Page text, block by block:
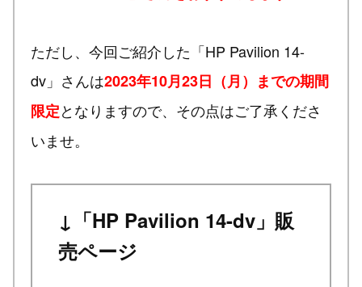
ただし、今回ご紹介した「HP Pavilion 14-
dv」さんは2023年10月23日（月）までの期間
限定となりますので、その点はご了承くださ
いませ。
↓「HP Pavilion 14-dv」販
売ページ